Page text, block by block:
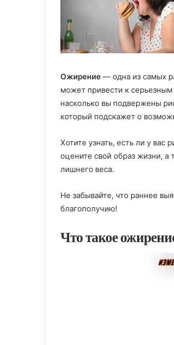
Ожирение — одна из самых
может привести к
насколько вы подвержены
который подскажет о
Хотите узнать, есть ли у вас
оцените свой образ жизни, а
лишнего веса.
Не забывайте, что раннее
благополучию!
Что такое